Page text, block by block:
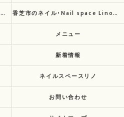
香芝市のネイル･Nail space Linoの評判 香芝市のネイル･Nail space Linoのお客様の声
メニュー
新着情報
ネイルスペースリノ
お問い合わせ